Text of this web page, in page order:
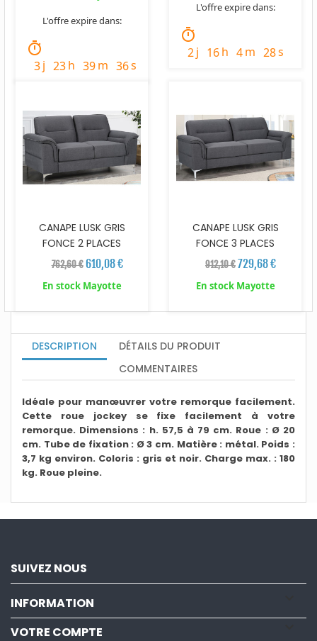
L'offre expire dans:
timer
3j 23h 39m 35s
L'offre expire dans:
timer
2j 16h 4m 27s
CANAPE LUSK GRIS
FONCE 2 PLACES
762,60 € 610,08 €
En stock Mayotte
CANAPE LUSK GRIS
FONCE 3 PLACES
912,10 €729,68 €
En stock Mayotte
DESCRIPTION
DÉTAILS DU PRODUIT
COMMENTAIRES
Idéale pour manœuvrer votre remorque facilement.
Cette roue jockey se fixe facilement à votre
remorque. Dimensions : h. 57,5 à 79 cm. Roue : Ø 20
cm. Tube de fixation : Ø 3 cm. Matière : métal. Poids :
3,7 kg environ. Coloris : gris et noir. Charge max. : 180
kg. Roue pleine.
SUIVEZ NOUS
INFORMATION
VOTRE COMPTE